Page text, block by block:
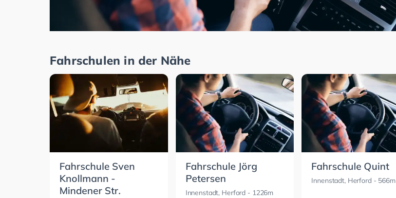
Fahrschulen in der Nähe
Fahrschule Sven
Knollmann -
Mindener Str.
Fahrschule Jörg
Petersen
Innenstadt, Herford - 1226m
Fahrschule Quint
Innenstadt, Herford- 566m